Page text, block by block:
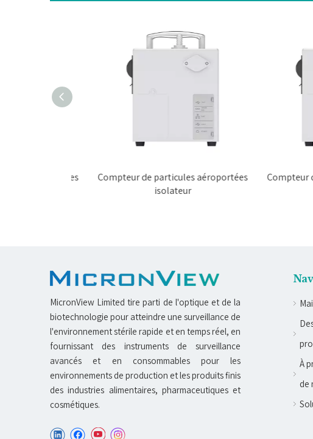
Compteur de particules aéroportées
isolateur
Compteur de
MicronView Limited tire parti de l'optique et de la
biotechnologie pour atteindre une surveillance de
l'environnement stérile rapide et en temps réel, en
fournissant des instruments de surveillance
avancés et en consommables pour les
environnements de production et les produits finis
des industries alimentaires, pharmaceutiques et
cosmétiques.
À
de